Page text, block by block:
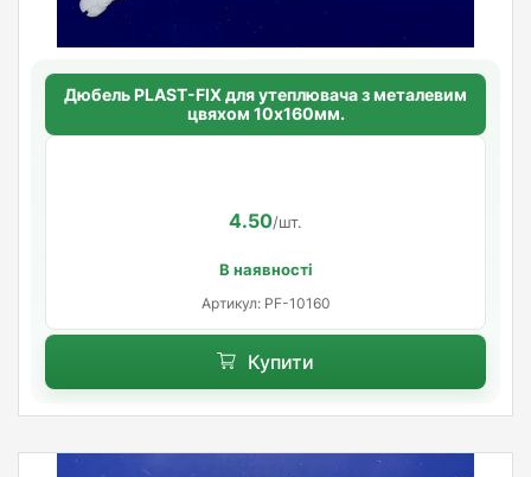
Дюбель PLAST-FIX для утеплювача з металевим
цвяхом 10х160мм.
4.50/шт.
В наявності
Артикул: PF-10160
Купити